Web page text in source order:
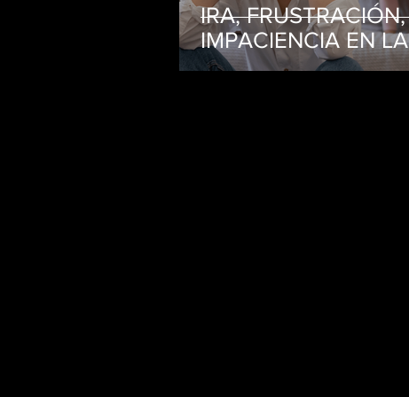
IRA, FRUSTRACIÓN,
IMPACIENCIA EN LA
CRIANZA